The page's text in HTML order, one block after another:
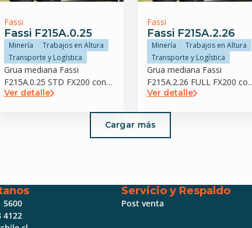
Fassi
Fassi F215A.0.25
Minería
Trabajos en Altura
Transporte y Logística
Grua mediana Fassi
F215A.0.25 STD FX200 con
estabilizador trasero
Ver detalle
Fassi
Fassi F215A.2.26
Minería
Trabajos en Altura
Transporte y Logística
Grua mediana Fassi
F215A.2.26 FULL FX200 con
estabilizador trasero
Ver detalle
Cargar más
5600
4122
Servicio y Respaldo
Post venta